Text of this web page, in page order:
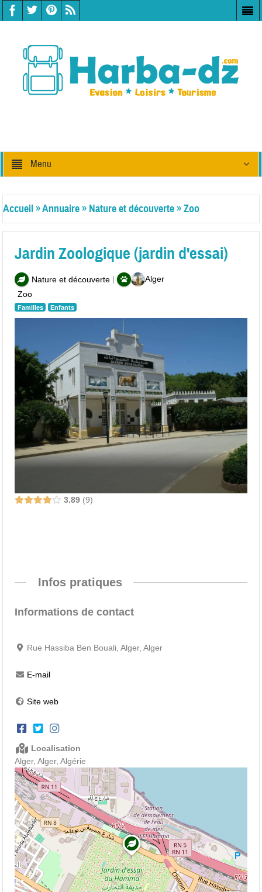
Menu
Accueil»Annuaire» Nature et découverte»Zoo
Jardin Zoologique (jardin d'essai)
Nature et découverte|
Zoo
Familles Enfants
Alger
3.89 9
Infos pratiques
Informations de contact
Rue Hassiba Ben Bouali, Alger, Alger
E-mail
Site web
Localisation
Alger, Alger, Algérie